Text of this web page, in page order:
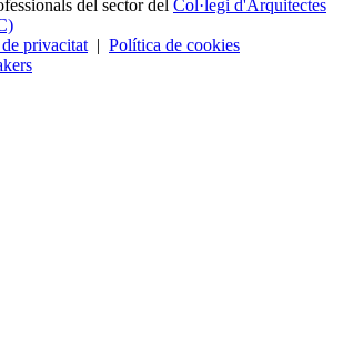
del sector del Col·legi d'Arquitectes
privacitat| Política de cookies